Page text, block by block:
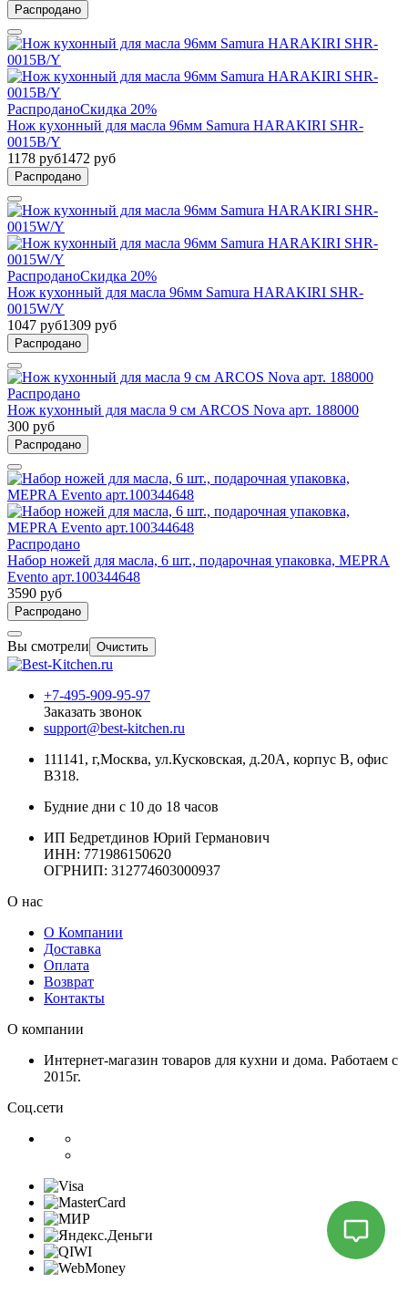
Распродано
РаспроданоСкидка 20%
Нож кухонный для масла 96мм Samura HARAKIRI SHR-
0015B/Y
1178 руб1472 руб
Распродано
РаспроданоСкидка 20%
Нож кухонный для масла 96мм Samura HARAKIRI SHR-
0015W/Y
1047 руб1309 руб
Распродано
Распродано
Нож кухонный для масла 9 см ARCOS Nova арт. 188000
300 руб
Распродано
Распродано
Набор ножей для масла, 6 шт., подарочная упаковка, MEPRA
Evento арт.100344648
3590 руб
Распродано
Вы смотрели Очистить
+7-495-909-95-97
Заказать звонок
support@best-kitchen.ru
111141, г,Москва, ул.Кусковская, д.20А, корпус В, офис
В318.
Будние дни с 10 до 18 часов
ИП Бедретдинов Юрий Германович
ИНН: 771986150620
ОГРНИП: 312774603000937
О нас
О Компании
Доставка
Оплата
Возврат
Контакты
О компании
Интернет-магазин товаров для кухни и дома. Работаем с
2015г.
Соц.сети